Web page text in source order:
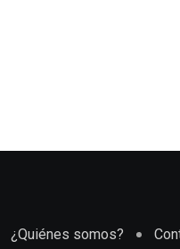
¿Quiénes somos?